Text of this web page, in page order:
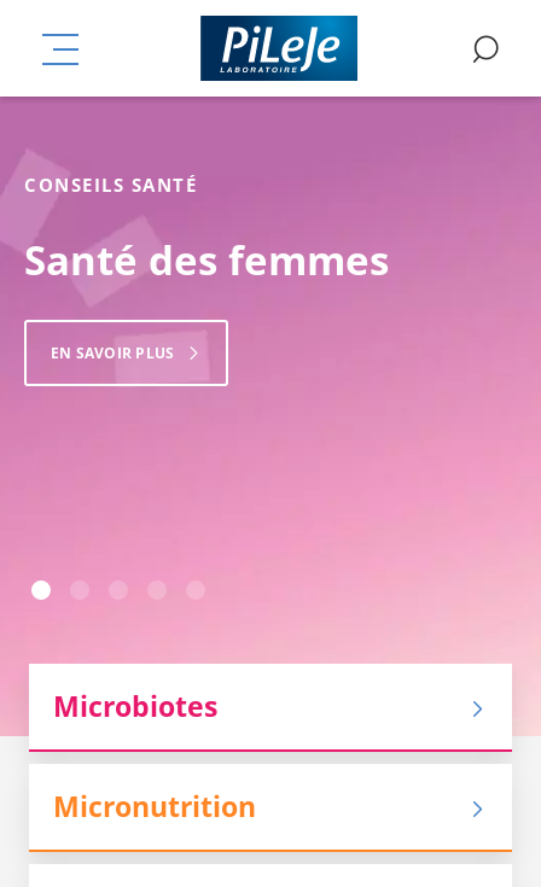
MENU PiLeJe
CONSEILS SANTÉ
Santé des femmes
EN SAVOIR PLUS
Microbiotes
Micronutrition